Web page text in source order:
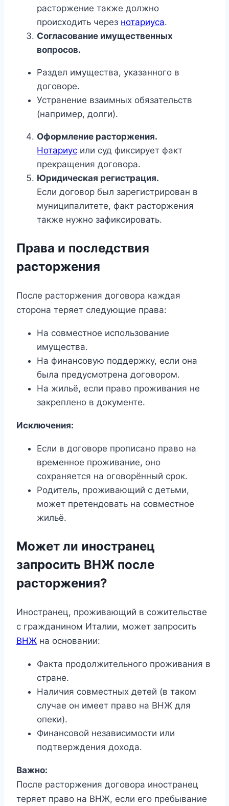
расторжение также должно
происходить через нотариуса.
Согласование имущественных
вопросов.
Раздел имущества, указанного в
договоре.
Устранение взаимных обязательств
(например, долги).
Оформление расторжения.
Нотариус или суд фиксирует факт
прекращения договора.
Юридическая регистрация.
Если договор был зарегистрирован в
муниципалитете, факт расторжения
также нужно зафиксировать.
Права и последствия
расторжения
После расторжения договора каждая
сторона теряет следующие права:
На совместное использование
имущества.
На финансовую поддержку, если она
была предусмотрена договором.
На жильё, если право проживания не
закреплено в документе.
Исключения:
Если в договоре прописано право на
временное проживание, оно
сохраняется на оговорённый срок.
Родитель, проживающий с детьми,
может претендовать на совместное
жильё.
Может ли иностранец
запросить ВНЖ после
расторжения?
Иностранец, проживающий в сожительстве
с гражданином Италии, может запросить
ВНЖ на основании:
Факта продолжительного проживания в
стране.
Наличия совместных детей (в таком
случае он имеет право на ВНЖ для
опеки).
Финансовой независимости или
подтверждения дохода.
Важно:
После расторжения договора иностранец
теряет право на ВНЖ, если его пребывание